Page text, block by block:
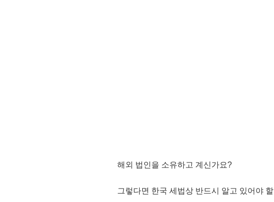
해외 법인을 소유하고 계신가요?
그렇다면 한국 세법상 반드시 알고 있어야 할